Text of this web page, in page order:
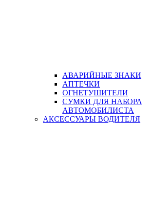
АВАРИЙНЫЕ ЗНАКИ
АПТЕЧКИ
ОГНЕТУШИТЕЛИ
СУМКИ ДЛЯ НАБОРА
АВТОМОБИЛИСТА
АКСЕССУАРЫ ВОДИТЕЛЯ